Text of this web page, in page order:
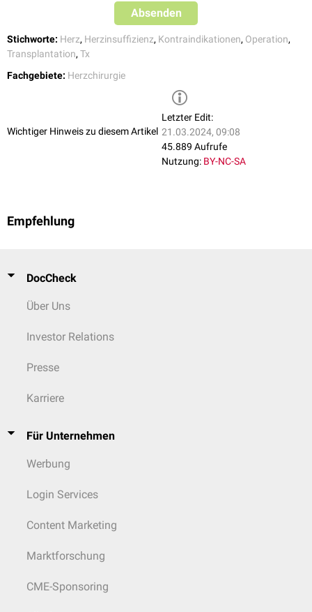
Absenden
Stichworte: Herz, Herzinsuffizienz, Kontraindikationen, Operation,
Transplantation, Tx
Fachgebiete: Herzchirurgie
Wichtiger Hinweis zu diesem Artikel
Letzter Edit:
21.03.2024, 09:08
45.889 Aufrufe
Nutzung: BY-NC-SA
Empfehlung
DocCheck
Über Uns
Investor Relations
Presse
Karriere
Für Unternehmen
Werbung
Login Services
Content Marketing
Marktforschung
CME-Sponsoring